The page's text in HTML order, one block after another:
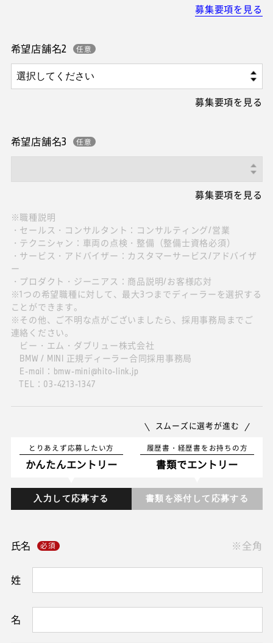
募集要項を見る
希望店舗名2
募集要項を見る
希望店舗名3
募集要項を見る
※職種説明
・セールス・コンサルタント：コンサルティング/営業
・テクニシャン：車両の点検・整備（整備士資格必須）
・サービス・アドバイザー：カスタマーサービス/アドバイザ
ー
・プロダクト・ジーニアス：商品説明/お客様応対
※1つの希望職種に対して、最大3つまでディーラーを選択する
ことができます。
※その他、ご不明な点がございましたら、採用事務局までご
連絡ください。
ビー・エム・ダブリュー株式会社
BMW / MINI 正規ディーラー合同採用事務局
E-mail：bmw-mini@hito-link.jp
TEL：03-4213-1347
とりあえず応募したい方
かんたんエントリー
入力して応募する
スムーズに選考が進む
履歴書・経歴書をお持ちの方
書類でエントリー
書類を添付して応募する
氏名
姓
名
※全角